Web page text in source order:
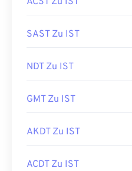
SAST Zu IST
NDT Zu IST
GMT Zu IST
AKDT Zu IST
ACDT Zu IST